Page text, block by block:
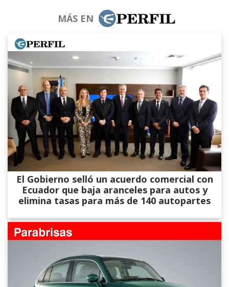
MÁS EN
El Gobierno selló un acuerdo comercial con
Ecuador que baja aranceles para autos y
elimina tasas para más de 140 autopartes